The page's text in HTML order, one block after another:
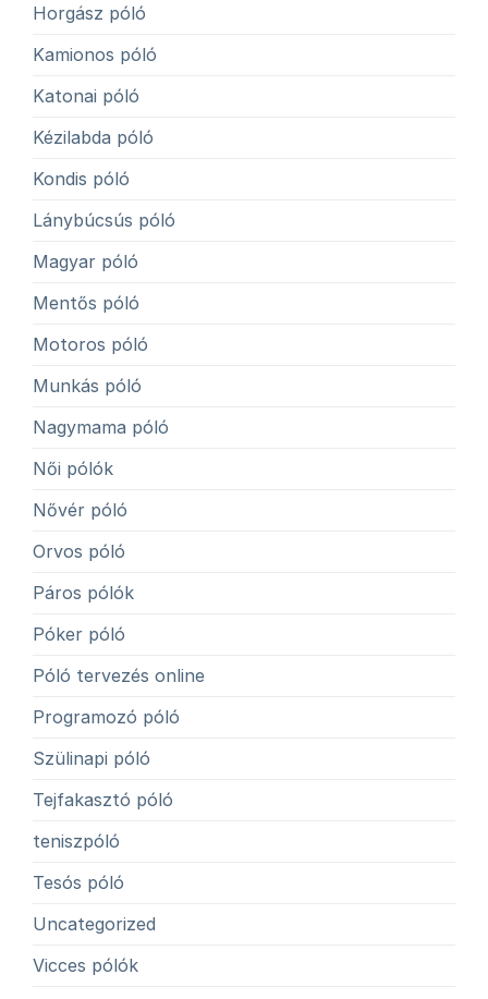
Horgász póló
Kamionos póló
Katonai póló
Kézilabda póló
Kondis póló
Lánybúcsús póló
Magyar póló
Mentős póló
Motoros póló
Munkás póló
Nagymama póló
Női pólók
Nővér póló
Orvos póló
Páros pólók
Póker póló
Póló tervezés online
Programozó póló
Szülinapi póló
Tejfakasztó póló
teniszpóló
Tesós póló
Uncategorized
Vicces pólók